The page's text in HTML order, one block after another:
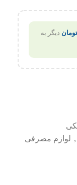
تومان دیگر به
, لوازم مصرفی